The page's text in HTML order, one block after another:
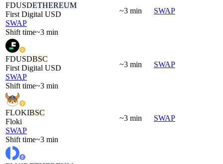
FDUSDETHEREUM
First Digital USD
SWAP
Shift time~3 min
~3 min SWAP
FDUSDBSC
First Digital USD
SWAP
Shift time~3 min
~3 min SWAP
FLOKIBSC
Floki
SWAP
Shift time~3 min
~3 min SWAP